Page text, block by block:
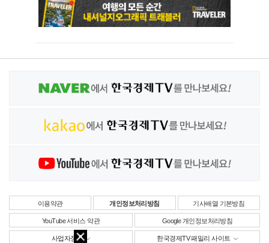
이용약관 개인정보처리방침 기사배열 기본방침
YouTube 서비스 약관 Google 개인정보처리방침
사업자정보 한국경제TV 패밀리 사이트